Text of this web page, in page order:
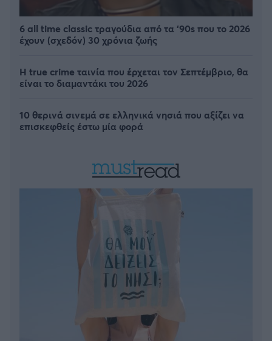
6 all time classic τραγούδια από τα ‘90s που το 2026
έχουν (σχεδόν) 30 χρόνια ζωής
Η true crime ταινία που έρχεται τον Σεπτέμβριο, θα
είναι το διαμαντάκι του 2026
10 θερινά σινεμά σε ελληνικά νησιά που αξίζει να
επισκεφθείς έστω μία φορά